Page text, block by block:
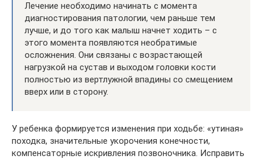
Лечение необходимо начинать с момента
диагностирования патологии, чем раньше тем
лучше, и до того как малыш начнет ходить – с
этого момента появляются необратимые
осложнения. Они связаны с возрастающей
нагрузкой на сустав и выходом головки кости
полностью из вертлужной впадины со смещением
вверх или в сторону.
У ребенка формируется изменения при ходьбе: «утиная»
походка, значительные укорочения конечности,
компенсаторные искривления позвоночника. Исправить